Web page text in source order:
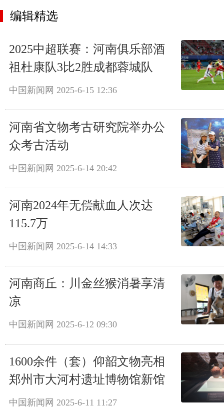
编辑精选
2025中超联赛：河南俱乐部酒
祖杜康队3比2胜成都蓉城队
中国新闻网 2025-6-15 12:36
河南省文物考古研究院举办公
众考古活动
中国新闻网 2025-6-14 20:42
河南2024年无偿献血人次达
115.7万
中国新闻网 2025-6-14 14:33
河南商丘：川金丝猴消暑享清
凉
中国新闻网 2025-6-12 09:30
1600余件（套）仰韶文物亮相
郑州市大河村遗址博物馆新馆
中国新闻网 2025-6-11 11:27